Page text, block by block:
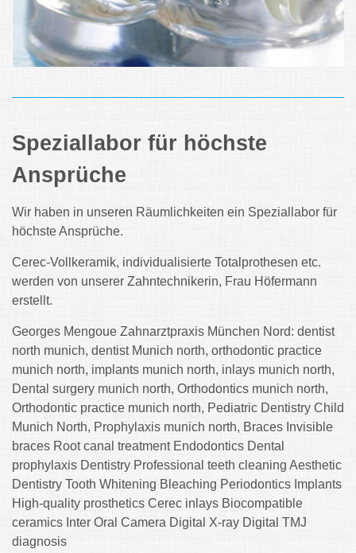
Speziallabor für höchste
Ansprüche
Wir haben in unseren Räumlichkeiten ein Speziallabor für
höchste Ansprüche.
Cerec-Vollkeramik, individualisierte Totalprothesen etc.
werden von unserer Zahntechnikerin, Frau Höfermann
erstellt.
Georges Mengoue Zahnarztpraxis München Nord: dentist
north munich, dentist Munich north, orthodontic practice
munich north, implants munich north, inlays munich north,
Dental surgery munich north, Orthodontics munich north,
Orthodontic practice munich north, Pediatric Dentistry Child
Munich North, Prophylaxis munich north, Braces Invisible
braces Root canal treatment Endodontics Dental
prophylaxis Dentistry Professional teeth cleaning Aesthetic
Dentistry Tooth Whitening Bleaching Periodontics Implants
High-quality prosthetics Cerec inlays Biocompatible
ceramics Inter Oral Camera Digital X-ray Digital TMJ
diagnosis